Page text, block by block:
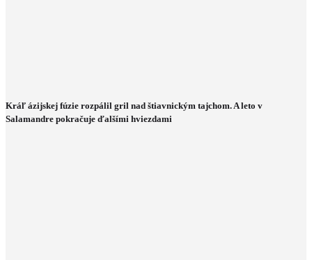
Kráľ ázijskej fúzie rozpálil gril nad štiavnickým tajchom. A leto v
Salamandre pokračuje ďalšími hviezdami